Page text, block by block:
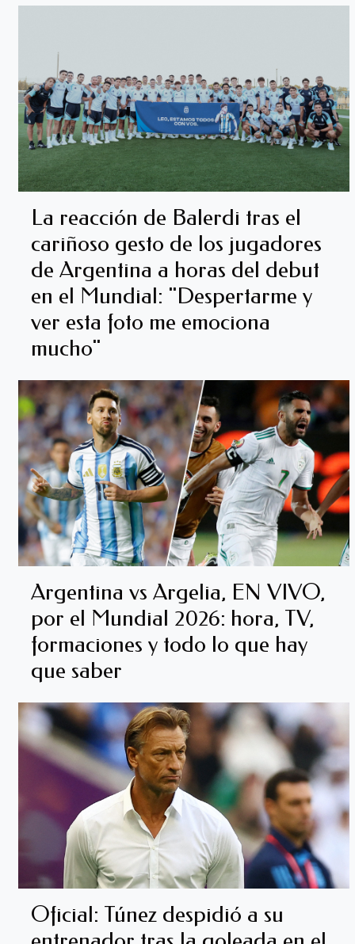
La reacción de Balerdi tras el
cariñoso gesto de los jugadores
de Argentina a horas del debut
en el Mundial: "Despertarme y
ver esta foto me emociona
mucho"
Argentina vs Argelia, EN VIVO,
por el Mundial 2026: hora, TV,
formaciones y todo lo que hay
que saber
Oficial: Túnez despidió a su